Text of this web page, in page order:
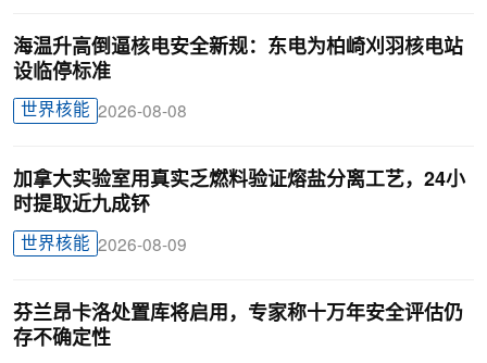
海温升高倒逼核电安全新规：东电为柏崎刈羽核电站
设临停标准
世界核能 2026-08-08
加拿大实验室用真实乏燃料验证熔盐分离工艺，24小
时提取近九成钚
世界核能 2026-08-09
芬兰昂卡洛处置库将启用，专家称十万年安全评估仍
存不确定性